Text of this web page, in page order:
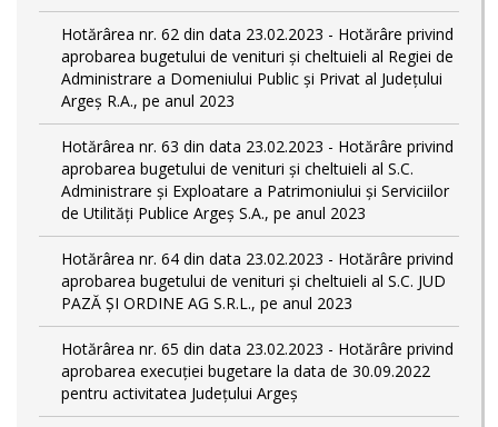
Hotărârea nr. 62 din data 23.02.2023 - Hotărâre privind
aprobarea bugetului de venituri și cheltuieli al Regiei de
Administrare a Domeniului Public și Privat al Județului
Argeș R.A., pe anul 2023
Hotărârea nr. 63 din data 23.02.2023 - Hotărâre privind
aprobarea bugetului de venituri și cheltuieli al S.C.
Administrare și Exploatare a Patrimoniului și Serviciilor
de Utilități Publice Argeș S.A., pe anul 2023
Hotărârea nr. 64 din data 23.02.2023 - Hotărâre privind
aprobarea bugetului de venituri și cheltuieli al S.C. JUD
PAZĂ ȘI ORDINE AG S.R.L., pe anul 2023
Hotărârea nr. 65 din data 23.02.2023 - Hotărâre privind
aprobarea execuției bugetare la data de 30.09.2022
pentru activitatea Județului Argeș